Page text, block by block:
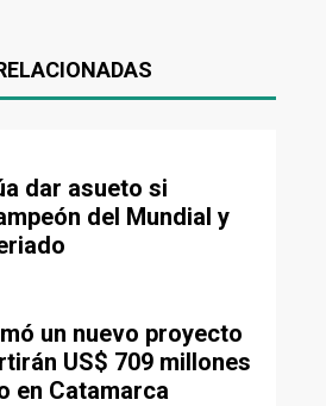
dar asueto si
del Mundial y
un nuevo proyecto
US$ 709 millones
en Catamarca